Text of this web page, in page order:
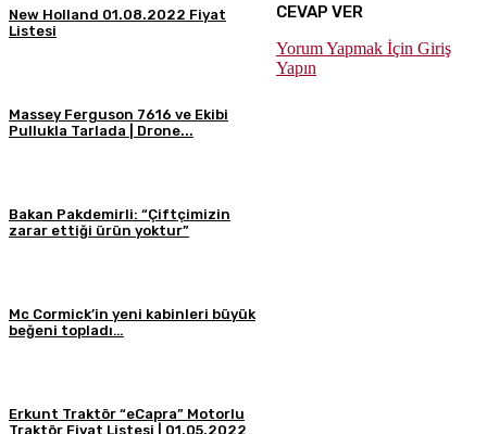
New Holland 01.08.2022 Fiyat
Listesi
Massey Ferguson 7616 ve Ekibi
Pullukla Tarlada | Drone...
Bakan Pakdemirli: “Çiftçimizin
zarar ettiği ürün yoktur”
Mc Cormick’in yeni kabinleri büyük
beğeni topladı…
Erkunt Traktör “eCapra” Motorlu
Traktör Fiyat Listesi | 01.05.2022
CEVAP VER
Yorum Yapmak İçin Giriş
Yapın